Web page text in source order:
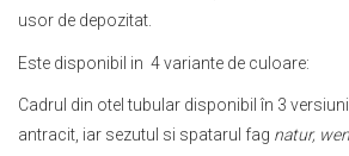
usor de depozitat.
Este disponibil in 4 variante de culoare:
Cadrul din otel tubular disponibil în 3
antracit, iar sezutul si spatarul fag natur,